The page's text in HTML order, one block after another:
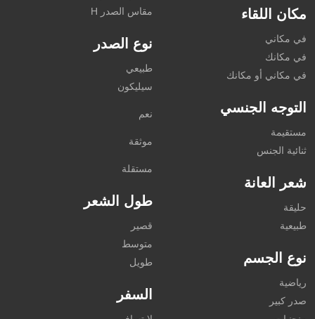
مكان اللقاء
في مكاني
في مكانك
في مكاني أو مكانك
التوجه الجنسي
مستقيمة
ثنائية الجنس
شعر العانة
حليقة
طبيعية
نوع الجسم
رياضية
صدر كبير
مقاس الصدر H
نوع الصدر
طبيعي
سيليكون
نعم
موثقة
مستقلة
طول الشعر
قصير
متوسط
طويل
السفر